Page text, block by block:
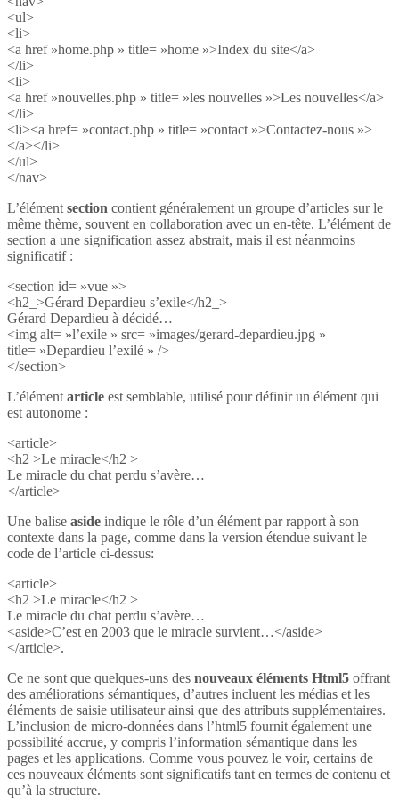
<ul>
<li>
<a href »home.php » title= »home »>Index du site</a>
</li>
<li>
<a href »nouvelles.php » title= »les nouvelles »>Les nouvelles</a>
</li>
<li><a href= »contact.php » title= »contact »>Contactez-nous »>
</a></li>
</ul>
</nav>
L’élément section contient généralement un groupe d’articles sur le
même thème, souvent en collaboration avec un en-tête. L’élément de
section a une signification assez abstrait, mais il est néanmoins
significatif :
<section id= »vue »>
<h2_>Gérard Depardieu s’exile</h2_>
Gérard Depardieu à décidé…
<img alt= »l’exile » src= »images/gerard-depardieu.jpg »
title= »Depardieu l’exilé » />
</section>
L’élément article est semblable, utilisé pour définir un élément qui
est autonome :
<article>
<h2 >Le miracle</h2 >
Le miracle du chat perdu s’avère…
</article>
Une balise aside indique le rôle d’un élément par rapport à son
contexte dans la page, comme dans la version étendue suivant le
code de l’article ci-dessus:
<article>
<h2 >Le miracle</h2 >
Le miracle du chat perdu s’avère…
<aside>C’est en 2003 que le miracle survient…</aside>
</article>.
Ce ne sont que quelques-uns des nouveaux éléments Html5 offrant
des améliorations sémantiques, d’autres incluent les médias et les
éléments de saisie utilisateur ainsi que des attributs supplémentaires.
L’inclusion de micro-données dans l’html5 fournit également une
possibilité accrue, y compris l’information sémantique dans les
pages et les applications. Comme vous pouvez le voir, certains de
ces nouveaux éléments sont significatifs tant en termes de contenu et
qu’à la structure.